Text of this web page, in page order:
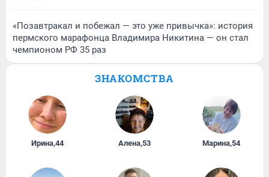
«Позавтракал и побежал — это уже привычка»: история
пермского марафонца Владимира Никитина — он стал
чемпионом РФ 35 раз
ЗНАКОМСТВА
Ирина,44 Алена,53 Марина,54